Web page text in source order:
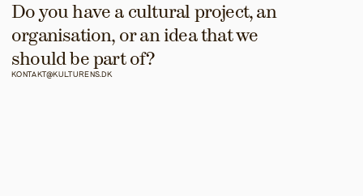
Do you have a cultural project, an
organisation, or an idea that we
should be part of?
KONTAKT@KULTURENS.DK